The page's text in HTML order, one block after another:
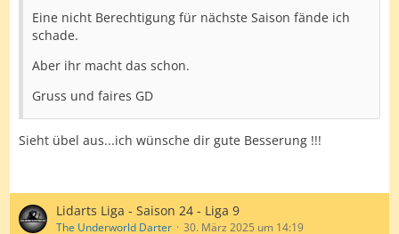
Eine nicht Berechtigung für nächste Saison fände ich
schade.
Aber ihr macht das schon.
Gruss und faires GD
Sieht übel aus...ich wünsche dir gute Besserung !!!
Lidarts Liga - Saison 24 - Liga 9
The Underworld Darter 30. März 2025 um 14:19